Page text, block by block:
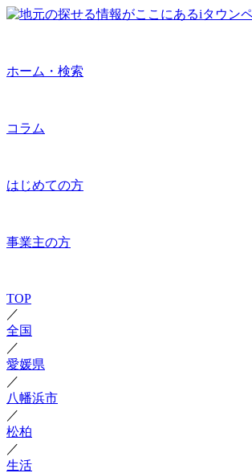
ホーム・検索
コラム
はじめての方
事業主の方
TOP
／
全国
／
愛媛県
／
八幡浜市
／
松柏
／
生活